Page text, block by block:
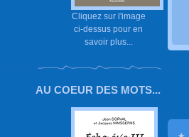
Cliquez sur l'image
ci-dessus pour en
savoir plus...
AU COEUR DES MOTS...